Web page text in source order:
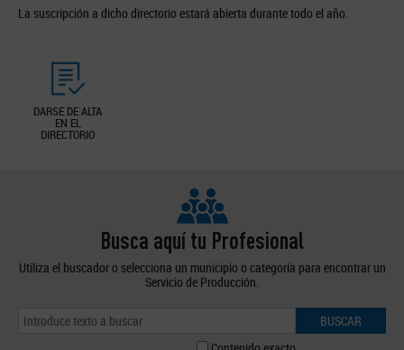
La suscripción a dicho directorio estará abierta durante todo el año.
DARSE DE ALTA
EN EL
DIRECTORIO
Busca aquí tu Profesional
Utiliza el buscador o selecciona un municipio o categoría para encontrar un
Servicio de Producción.
BUSCAR